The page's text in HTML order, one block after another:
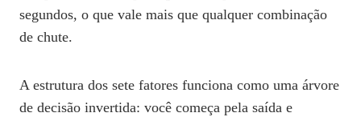
segundos, o que vale mais que qualquer combinação
de chute.
A estrutura dos sete fatores funciona como uma árvore
de decisão invertida: você começa pela saída e